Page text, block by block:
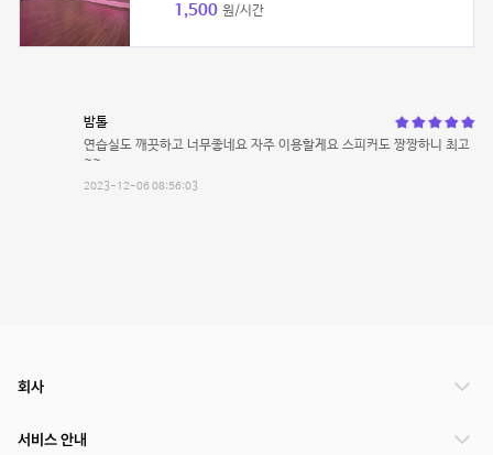
1,500 원/시간
밤톨
연습실도 깨끗하고 너무좋네요 자주 이용할게요 스피커도 짱짱하니 최고
~~
2023-12-06 08:56:03
회사
서비스 안내